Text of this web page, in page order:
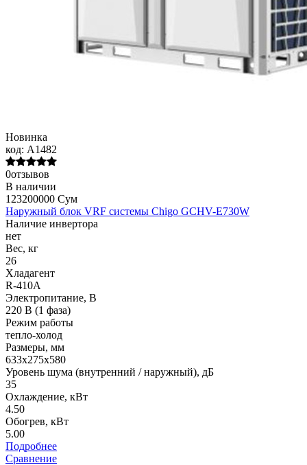
Новинка
код: A1482
0отзывов
В наличии
123200000 Сум
Наружный блок VRF системы Chigo GCHV-E730W
Наличие инвертора
нет
Вес, кг
26
Хладагент
R-410A
Электропитание, В
220 В (1 фаза)
Режим работы
тепло-холод
Размеры, мм
633х275х580
Уровень шума (внутренний / наружный), дБ
35
Охлаждение, кВт
4.50
Обогрев, кВт
5.00
Подробнее
Сравнение